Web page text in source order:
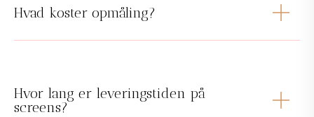
Hvad koster opmåling?
Hvor lang er leveringstiden på
screens?